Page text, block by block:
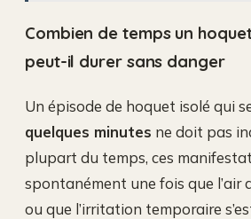
Combien de temps un
peut-il durer sans danger
Un épisode de hoquet isolé qui
quelques minutes ne doit pas
plupart du temps, ces
spontanément une fois que l’air
ou que l’irritation temporaire